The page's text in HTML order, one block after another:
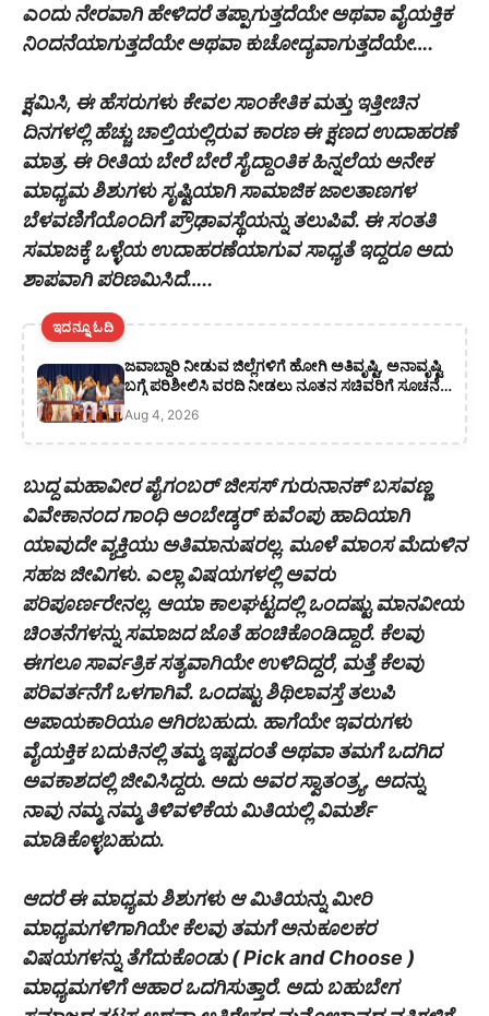
ಎಂದು ನೇರವಾಗಿ ಹೇಳಿದರೆ ತಪ್ಪಾಗುತ್ತದೆಯೇ ಅಥವಾ ವೈಯಕ್ತಿಕ
ನಿಂದನೆಯಾಗುತ್ತದೆಯೇ ಅಥವಾ ಕುಚೋದ್ಯವಾಗುತ್ತದೆಯೇ….
ಕ್ಷಮಿಸಿ, ಈ‌ ಹೆಸರುಗಳು ಕೇವಲ ಸಾಂಕೇತಿಕ ಮತ್ತು ಇತ್ತೀಚಿನ
ದಿನಗಳಲ್ಲಿ ಹೆಚ್ಚು ಚಾಲ್ತಿಯಲ್ಲಿರುವ ಕಾರಣ ಈ ಕ್ಷಣದ ಉದಾಹರಣೆ
ಮಾತ್ರ. ಈ ರೀತಿಯ ಬೇರೆ ಬೇರೆ ಸೈದ್ದಾಂತಿಕ ಹಿನ್ನಲೆಯ ಅನೇಕ
ಮಾಧ್ಯಮ ಶಿಶುಗಳು ಸೃಷ್ಟಿಯಾಗಿ ಸಾಮಾಜಿಕ ಜಾಲತಾಣಗಳ
ಬೆಳವಣಿಗೆಯೊಂದಿಗೆ ಪ್ರೌಢಾವಸ್ಥೆಯನ್ನು ತಲುಪಿವೆ. ಈ ಸಂತತಿ
ಸಮಾಜಕ್ಕೆ ಒಳ್ಳೆಯ ಉದಾಹರಣೆಯಾಗುವ ಸಾಧ್ಯತೆ ಇದ್ದರೂ ಅದು
ಶಾಪವಾಗಿ ಪರಿಣಮಿಸಿದೆ…..
ಇದನ್ನೂ ಓದಿ
ಜವಾಬ್ದಾರಿ ನೀಡುವ ಜಿಲ್ಲೆಗಳಿಗೆ ಹೋಗಿ ಅತಿವೃಷ್ಟಿ, ಅನಾವೃಷ್ಟಿ
ಬಗ್ಗೆ ಪರಿಶೀಲಿಸಿ ವರದಿ ನೀಡಲು ನೂತನ ಸಚಿವರಿಗೆ ಸೂಚನೆ:
Aug 4, 2026
ಬುದ್ದ ಮಹಾವೀರ ಪೈಗಂಬರ್ ಜೀಸಸ್ ಗುರುನಾನಕ್ ಬಸವಣ್ಣ
ವಿವೇಕಾನಂದ ಗಾಂಧಿ ಅಂಬೇಡ್ಕರ್ ಕುವೆಂಪು ಹಾದಿಯಾಗಿ
ಯಾವುದೇ ವ್ಯಕ್ತಿಯು ಅತಿಮಾನುಷರಲ್ಲ. ಮೂಳೆ ಮಾಂಸ ಮೆದುಳಿನ
ಸಹಜ ಜೀವಿಗಳು. ಎಲ್ಲಾ ವಿಷಯಗಳಲ್ಲಿ ಅವರು
ಪರಿಪೂರ್ಣರೇನಲ್ಲ. ಆಯಾ ಕಾಲಘಟ್ಟದಲ್ಲಿ ಒಂದಷ್ಟು ಮಾನವೀಯ
ಚಿಂತನೆಗಳನ್ನು ಸಮಾಜದ ಜೊತೆ ಹಂಚಿಕೊಂಡಿದ್ದಾರೆ. ಕೆಲವು
ಈಗಲೂ ಸಾರ್ವತ್ರಿಕ ಸತ್ಯವಾಗಿಯೇ ಉಳಿದಿದ್ದರೆ, ಮತ್ತೆ ಕೆಲವು
ಪರಿವರ್ತನೆಗೆ ಒಳಗಾಗಿವೆ. ಒಂದಷ್ಟು ಶಿಥಿಲಾವಸ್ತೆ ತಲುಪಿ
ಅಪಾಯಕಾರಿಯೂ ಆಗಿರಬಹುದು. ಹಾಗೆಯೇ ಇವರುಗಳು
ವೈಯಕ್ತಿಕ ಬದುಕಿನಲ್ಲಿ ತಮ್ಮ ಇಷ್ಟದಂತೆ ಅಥವಾ ತಮಗೆ ಒದಗಿದ
ಅವಕಾಶದಲ್ಲಿ ಜೀವಿಸಿದ್ದರು. ಅದು ಅವರ ಸ್ವಾತಂತ್ರ್ಯ. ಅದನ್ನು
ನಾವು ನಮ್ಮ ನಮ್ಮ ತಿಳಿವಳಿಕೆಯ ಮಿತಿಯಲ್ಲಿ ವಿಮರ್ಶೆ
ಮಾಡಿಕೊಳ್ಳಬಹುದು.
ಆದರೆ ಈ ಮಾಧ್ಯಮ ಶಿಶುಗಳು ಆ ಮಿತಿಯನ್ನು ಮೀರಿ
ಮಾಧ್ಯಮಗಳಿಗಾಗಿಯೇ ಕೆಲವು ತಮಗೆ ಅನುಕೂಲಕರ
ವಿಷಯಗಳನ್ನು ತೆಗೆದುಕೊಂಡು ( Pick and Choose )
ಮಾಧ್ಯಮಗಳಿಗೆ ಆಹಾರ ಒದಗಿಸುತ್ತಾರೆ. ಅದು ಬಹುಬೇಗ